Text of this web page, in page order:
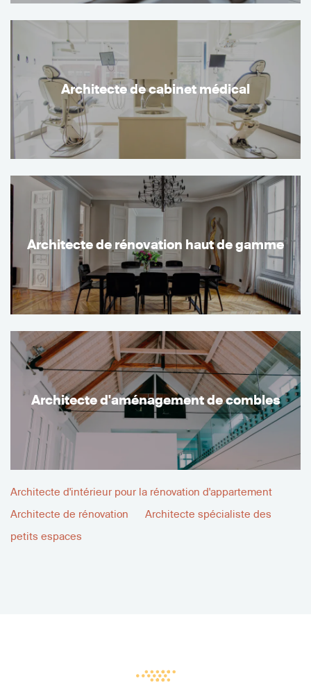
Architecte de cabinet médical
Architecte de rénovation haut de gamme
Architecte d'aménagement de combles
Architecte d'intérieur pour la rénovation d'appartement
Architecte de rénovation
Architecte spécialiste des
petits espaces